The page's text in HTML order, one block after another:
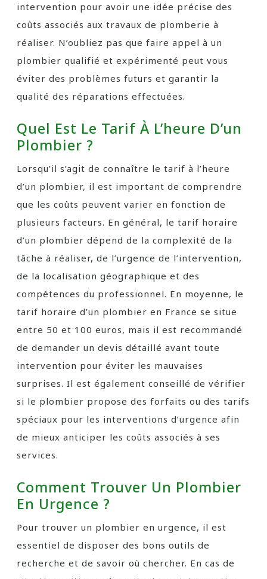
intervention pour avoir une idée précise des
coûts associés aux travaux de plomberie à
réaliser. N’oubliez pas que faire appel à un
plombier qualifié et expérimenté peut vous
éviter des problèmes futurs et garantir la
qualité des réparations effectuées.
Quel Est Le Tarif À L’heure D’un
Plombier ?
Lorsqu’il s’agit de connaître le tarif à l’heure
d’un plombier, il est important de comprendre
que les coûts peuvent varier en fonction de
plusieurs facteurs. En général, le tarif horaire
d’un plombier dépend de la complexité de la
tâche à réaliser, de l’urgence de l’intervention,
de la localisation géographique et des
compétences du professionnel. En moyenne, le
tarif horaire d’un plombier en France se situe
entre 50 et 100 euros, mais il est recommandé
de demander un devis détaillé avant toute
intervention pour éviter les mauvaises
surprises. Il est également conseillé de vérifier
si le plombier propose des forfaits ou des tarifs
spéciaux pour les interventions d’urgence afin
de mieux anticiper les coûts associés à ses
services.
Comment Trouver Un Plombier
En Urgence ?
Pour trouver un plombier en urgence, il est
essentiel de disposer des bons outils de
recherche et de savoir où chercher. En cas de